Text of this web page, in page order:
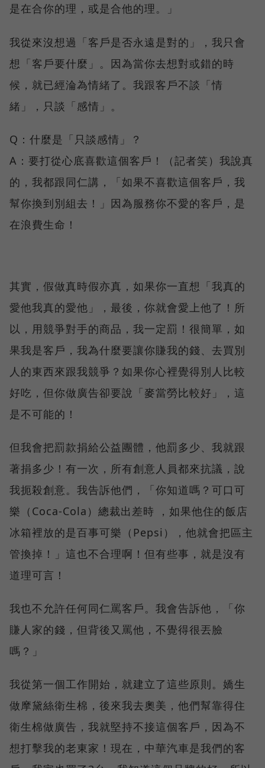
是在合你的理，或是合他的理。」
我從來沒想過「客戶是否永遠是對的」，我只會
想「客戶要什麼」。因為當你去想對或錯的時
候，就已經淪為情緒了。我跟客戶不談「情
緒」，只談「感情」。
Q：什麼是「只談感情」？
A：要打從心底喜歡這個客戶！（記者笑）我說真
的，我都跟同仁講，「如果不喜歡這個客戶，我
幫你換到別組去！」因為服務你不愛的客戶，是
在浪費生命！
其實，假做真時假亦真，如果你一直想「我真的
愛他我真的愛他」，最後，你就會愛上他了！所
以，用競爭對手的商品，我一定罰！很簡單，如
果我是客戶，我為什麼要讓你賺我的錢、去買別
人的東西來跟我競爭？如果你心裡覺得別人比較
好吃，但你做廣告卻要說「麥當勞比較好」，這
是不可能的！
但我會把罰款捐給公益團體，他罰多少、我就跟
著捐多少！有一次，所有創意人員都來抗議，說
我扼殺創意。我告訴他們，「你知道嗎？可口可
樂（Coca-Cola）總裁出差時 ，如果他住的飯店
冰箱裡放的是百事可樂（Pepsi），他就會把區主
管換掉！」這也不合理啊！但有些事，就是沒有
道理可言！
我也不允許任何同仁罵客戶。我會告訴他，「你
賺人家的錢，但背後又罵他，不覺得很丟臉
嗎？」
我從第一個工作開始，就建立了這些原則。嬌生
做摩黛絲衛生棉，後來我去奧美，他們幫靠得住
衛生棉做廣告，我就堅持不接這個客戶，因為不
想打擊我的老東家！現在，中華汽車是我們的客